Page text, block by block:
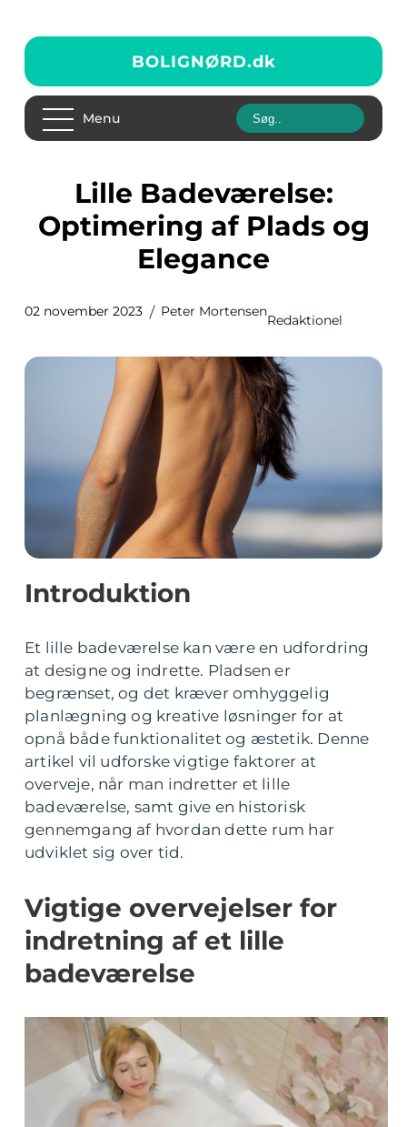
BOLIGNØRD.dk
Menu
Lille Badeværelse:
Optimering af Plads og
Elegance
02 november 2023 Peter Mortensen
Redaktionel
Introduktion
Et lille badeværelse kan være en udfordring
at designe og indrette. Pladsen er
begrænset, og det kræver omhyggelig
planlægning og kreative løsninger for at
opnå både funktionalitet og æstetik. Denne
artikel vil udforske vigtige faktorer at
overveje, når man indretter et lille
badeværelse, samt give en historisk
gennemgang af hvordan dette rum har
udviklet sig over tid.
Vigtige overvejelser for
indretning af et lille
badeværelse